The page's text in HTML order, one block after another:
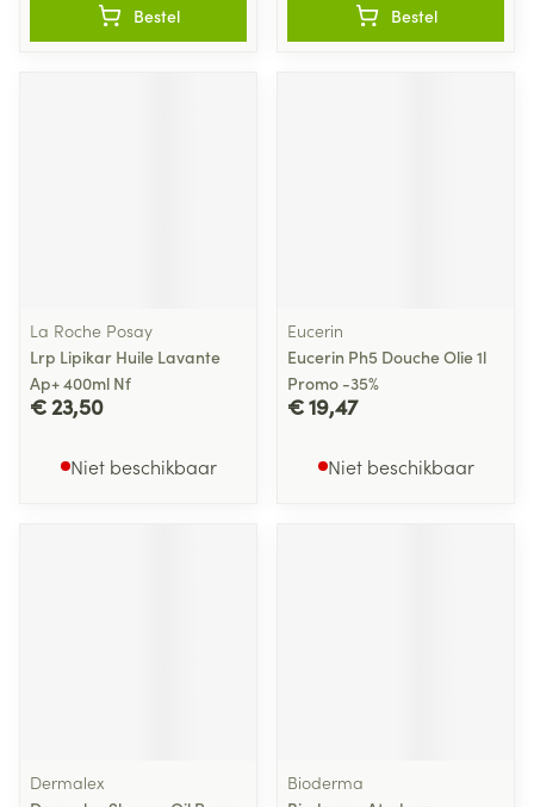
Bestel Bestel
La Roche Posay
Lrp Lipikar Huile Lavante
Ap+ 400ml Nf
€ 23,50
Niet beschikbaar
Eucerin
Eucerin Ph5 Douche Olie 1l
Promo -35%
€ 19,47
Niet beschikbaar
Dermalex
Bioderma